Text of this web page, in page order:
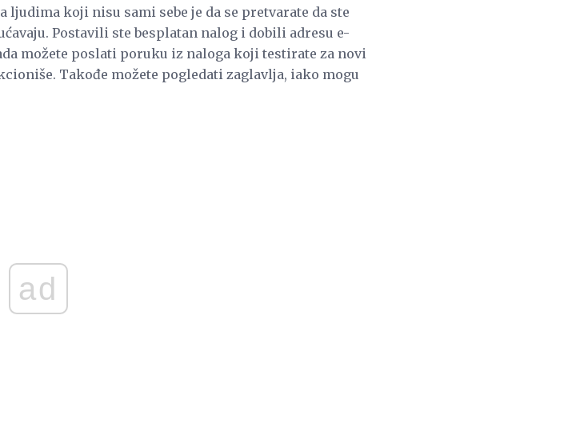
koji nisu sami sebe je da se pretvarate da ste
Postavili ste besplatan nalog i dobili adresu e-
možete poslati poruku iz naloga koji testirate za novi
Takođe možete pogledati zaglavlja, iako mogu
ad